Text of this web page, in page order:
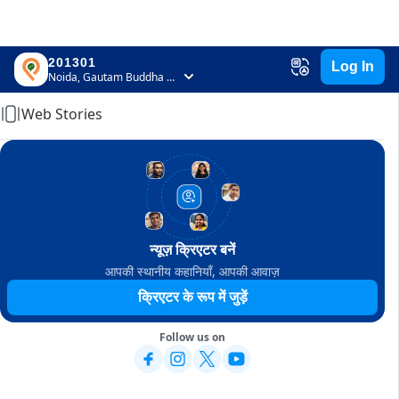
201301
Noida, Gautam Buddha Nagar, Uttar Pradesh
Log In
Home
Web Stories
न्यूज़ क्रिएटर बनें
आपकी स्थानीय कहानियाँ, आपकी आवाज़
क्रिएटर के रूप में जुड़ें
Follow us on